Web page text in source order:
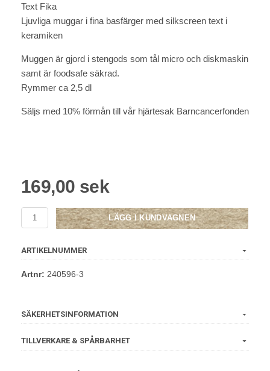
Text Fika
Ljuvliga muggar i fina basfärger med silkscreen text i
keramiken
Muggen är gjord i stengods som tål micro och diskmaskin
samt är foodsafe säkrad.
Rymmer ca 2,5 dl
Säljs med 10% förmån till vår hjärtesak Barncancerfonden
169,00 sek
LÄGG I KUNDVAGNEN
ARTIKELNUMMER
Artnr: 240596-3
SÄKERHETSINFORMATION
TILLVERKARE & SPÅRBARHET